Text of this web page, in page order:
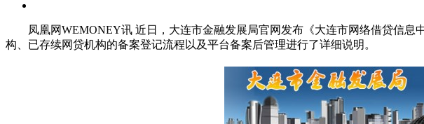
凤凰网WEMONEY讯 近日，大连市金融发展局官网发布《大连市网络借贷信息
构、已存续网贷机构的备案登记流程以及平台备案后管理进行了详细说明。